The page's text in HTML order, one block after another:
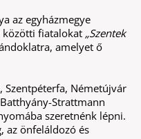
az egyházmegye
közötti fiatalokat „Szentek
amelyet ő
Szentpéterfa, Németújvár
Strattmann
szeretnénk lépni.
az önfeláldozó és